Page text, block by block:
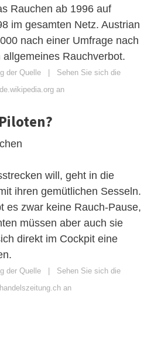
Rauchen ab 1996 auf
im gesamten Netz. Austrian
nach einer Umfrage nach
Rauchverbot.
der Quelle
Sehen Sie sich die
an
will, geht in die
ihren gemütlichen Sesseln.
es zwar keine Rauch-Pause,
müssen aber auch sie
direkt im Cockpit eine
der Quelle
Sehen Sie sich die
an